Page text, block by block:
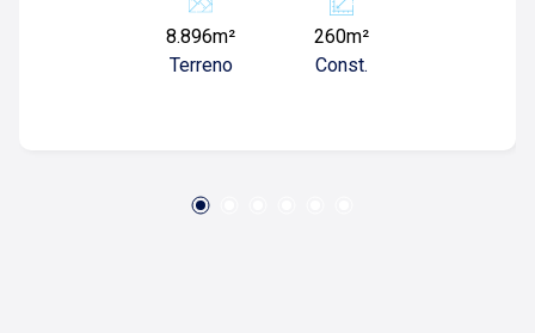
Ideal para investimento de construtoras, para
condomínios, supermercados e grandes
8.896m²
Terreno
260m²
Const.